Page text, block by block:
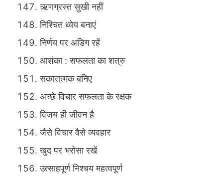
ऋणग्रस्त सुखी नहीं
निश्चित ध्येय बनाएं
निर्णय पर अडिग रहें
आशंका : सफलता का शत्रु
सकारात्मक बनिए
अच्छे विचार सफलता के रक्षक
विजय ही जीवन है
जैसे विचार वैसे व्यवहार
खुद पर भरोसा रखें
उत्साहपूर्ण निश्चय महत्वपूर्ण